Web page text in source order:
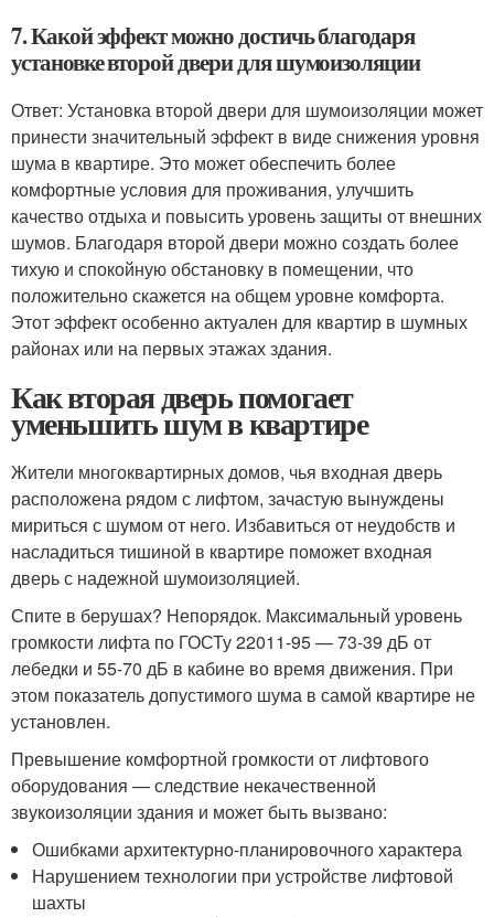
7. Какой эффект можно достичь благодаря
установке второй двери для шумоизоляции
Ответ: Установка второй двери для шумоизоляции может
принести значительный эффект в виде снижения уровня
шума в квартире. Это может обеспечить более
комфортные условия для проживания, улучшить
качество отдыха и повысить уровень защиты от внешних
шумов. Благодаря второй двери можно создать более
тихую и спокойную обстановку в помещении, что
положительно скажется на общем уровне комфорта.
Этот эффект особенно актуален для квартир в шумных
районах или на первых этажах здания.
Как вторая дверь помогает
уменьшить шум в квартире
Жители многоквартирных домов, чья входная дверь
расположена рядом с лифтом, зачастую вынуждены
мириться с шумом от него. Избавиться от неудобств и
насладиться тишиной в квартире поможет входная
дверь с надежной шумоизоляцией.
Спите в берушах? Непорядок. Максимальный уровень
громкости лифта по ГОСТу 22011-95 — 73-39 дБ от
лебедки и 55-70 дБ в кабине во время движения. При
этом показатель допустимого шума в самой квартире не
установлен.
Превышение комфортной громкости от лифтового
оборудования — следствие некачественной
звукоизоляции здания и может быть вызвано:
Ошибками архитектурно-планировочного характера
Нарушением технологии при устройстве лифтовой
шахты